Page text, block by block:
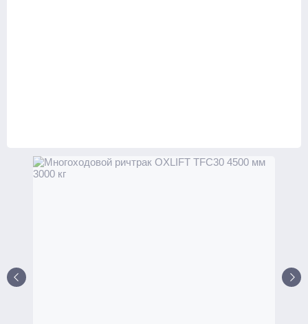
С платформой
Комплектовщики заказов
С различной длиной и шириной вил